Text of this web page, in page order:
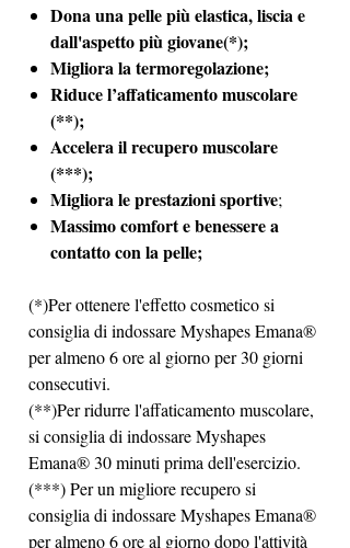
Dona una pelle più elastica, liscia e
dall'aspetto più giovane(*);
Migliora la termoregolazione;
Riduce l’affaticamento muscolare
(**);
Accelera il recupero muscolare
(***);
Migliora le prestazioni sportive;
Massimo comfort e benessere a
contatto con la pelle;
(*)Per ottenere l'effetto cosmetico si
consiglia di indossare Myshapes Emana®
per almeno 6 ore al giorno per 30 giorni
consecutivi.
(**)Per ridurre l'affaticamento muscolare,
si consiglia di indossare Myshapes
Emana® 30 minuti prima dell'esercizio.
(***) Per un migliore recupero si
consiglia di indossare Myshapes Emana®
per almeno 6 ore al giorno dopo l'attività